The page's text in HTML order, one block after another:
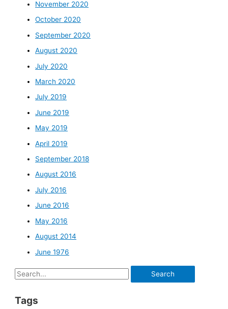
November 2020
October 2020
September 2020
August 2020
July 2020
March 2020
July 2019
June 2019
May 2019
April 2019
September 2018
August 2016
July 2016
June 2016
May 2016
August 2014
June 1976
Search
Tags